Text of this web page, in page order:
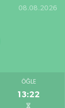
08.08.2026
ÖĞLE
13:22